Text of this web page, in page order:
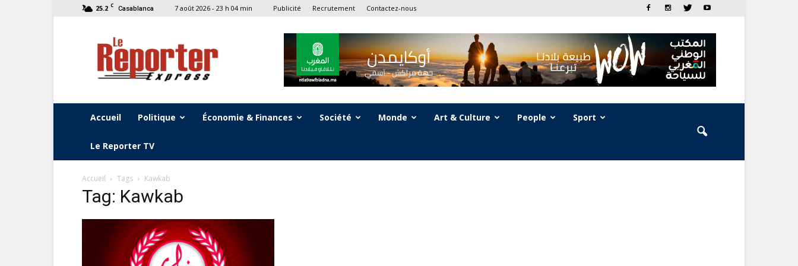
25.2 C Casablanca 7 août 2026 - 23 h 04 min Publicité Recrutement Contactez-nous
Le
Reporter
Express
Accueil Politique Économie & Finances Société Monde Art & Culture People Sport
Le Reporter TV
Accueil Tags Kawkab
Tag: Kawkab